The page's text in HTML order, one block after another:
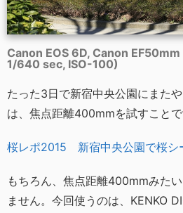
Canon EOS 6D, Canon
1/640 sec, ISO-100)
たった3日で新宿中央公園にまた
は、焦点距離400mmを試すことで
桜レポ2015 新宿中央公園で桜シ
もちろん、焦点距離400mmみた
ません。今回使うのは、KENKO